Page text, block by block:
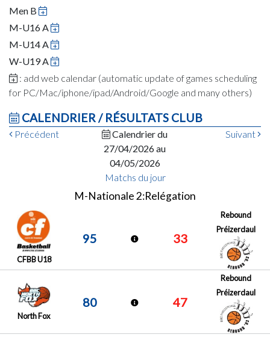
Men B
M-U16 A
M-U14 A
W-U19 A
: add web calendar (automatic update of games scheduling
for PC/Mac/iphone/ipad/Android/Google and many others)
CALENDRIER / RÉSULTATS CLUB
Précédent
Calendrier du
27/04/2026 au
04/05/2026
Suivant
Matchs du jour
M-Nationale 2:Relégation
CFBB U18
95 33
Rebound
Préizerdaul
North Fox
80 47
Rebound
Préizerdaul